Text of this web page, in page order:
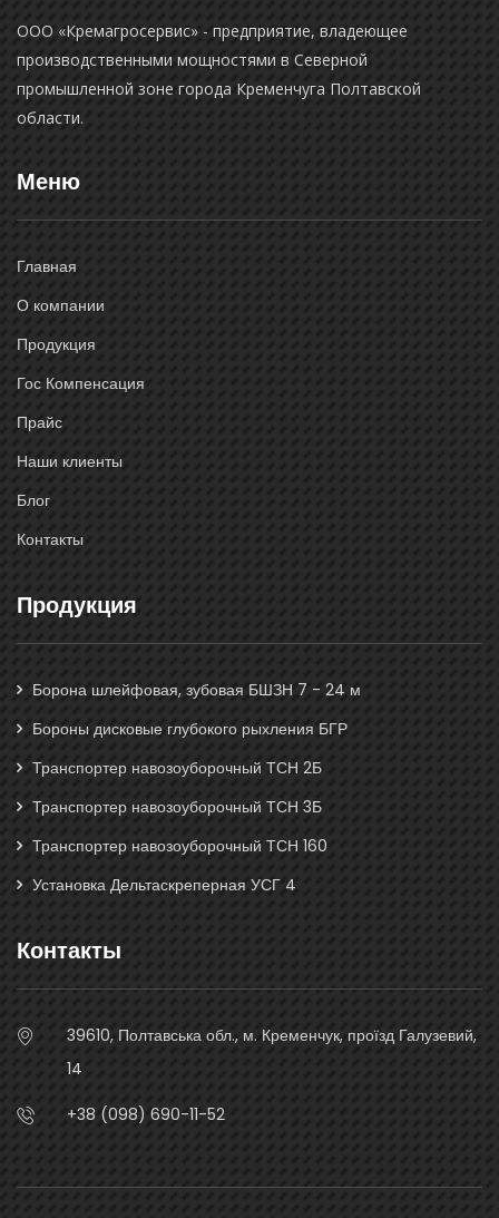
ООО «Кремагросервис» - предприятие, владеющее
производственными мощностями в Северной
промышленной зоне города Кременчуга Полтавской
области.
Меню
Главная
О компании
Продукция
Гос Компенсация
Прайс
Наши клиенты
Блог
Контакты
Продукция
Борона шлейфовая, зубовая БШЗН 7 - 24 м
Бороны дисковые глубокого рыхления БГР
Транспортер навозоуборочный ТСН 2Б
Транспортер навозоуборочный ТСН 3Б
Транспортер навозоуборочный ТСН 160
Установка Дельтаскреперная УСГ 4
Контакты
39610, Полтавська обл., м. Кременчук, проїзд Галузевий,
14
+38 (098) 690-11-52